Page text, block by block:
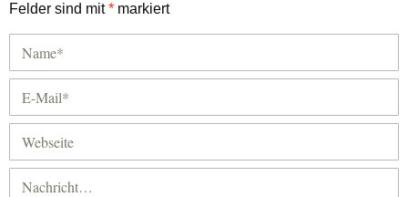
Felder sind mit* markiert